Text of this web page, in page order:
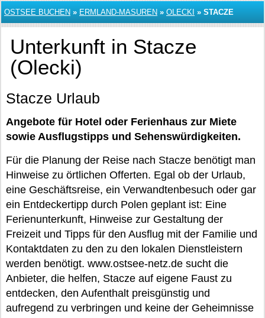
OSTSEE BUCHEN » ERMLAND-MASUREN » OLECKI » STACZE
Unterkunft in Stacze
(Olecki)
Stacze Urlaub
Angebote für Hotel oder Ferienhaus zur Miete
sowie Ausflugstipps und Sehenswürdigkeiten.
Für die Planung der Reise nach Stacze benötigt man
Hinweise zu örtlichen Offerten. Egal ob der Urlaub,
eine Geschäftsreise, ein Verwandtenbesuch oder gar
ein Entdeckertipp durch Polen geplant ist: Eine
Ferienunterkunft, Hinweise zur Gestaltung der
Freizeit und Tipps für den Ausflug mit der Familie und
Kontaktdaten zu den zu den lokalen Dienstleistern
werden benötigt. www.ostsee-netz.de sucht die
Anbieter, die helfen, Stacze auf eigene Faust zu
entdecken, den Aufenthalt preisgünstig und
aufregend zu verbringen und keine der Geheimnisse